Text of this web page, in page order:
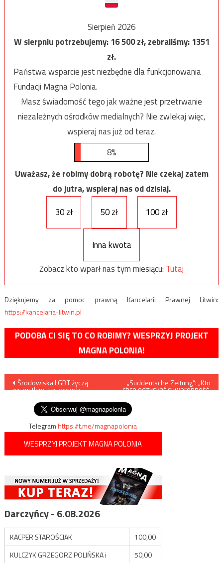
Sierpień 2026
W sierpniu potrzebujemy:16 500zł, zebraliśmy:1351
zł.
Państwa wsparcie jest niezbędne dla funkcjonowania
Fundacji Magna Polonia.
Masz świadomość tego jak ważne jest przetrwanie
niezależnych ośrodków medialnych? Nie zwlekaj więc,
wspieraj nas już od teraz.
8%
Uważasz, że robimy dobrą robotę? Nie czekaj zatem
do jutra, wspieraj nas od dzisiaj.
30 zł
50 zł 100 zł
Inna kwota
Zobacz kto wparł nas tym miesiącu: Tutaj
Dziękujemy za pomoc prawną Kancelarii Prawnej Litwin:
https://kancelaria-litwin.pl
PODOBA CI SIĘ TO CO ROBIMY? WESPRZYJ PROJEKT
MAGNA POLONIA!
Nawigacja
wpisu
Środowiska LGBT życzą
wszystkim „tęczowych
„Suddeutsche Zeitung”: „Kto
chce odzyskać suwerenność,
Telegramhttps://t.me/magnapolonia
WESPRZYJ PROJEKT MAGNA POLONIA
Darczyńcy - 6.08.2026
KACPER STAROŚCIAK
100,00
KULCZYK GRZEGORZ POLIŃSKA i
50,00